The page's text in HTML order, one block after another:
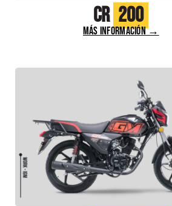
CR 200
MÁS INFORMACIÓN →